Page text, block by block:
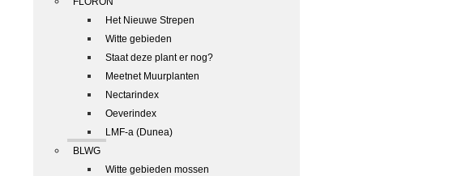
Het Nieuwe Strepen
Witte gebieden
Staat deze plant er nog?
Meetnet Muurplanten
Nectarindex
Oeverindex
LMF-a (Dunea)
BLWG
Witte gebieden mossen